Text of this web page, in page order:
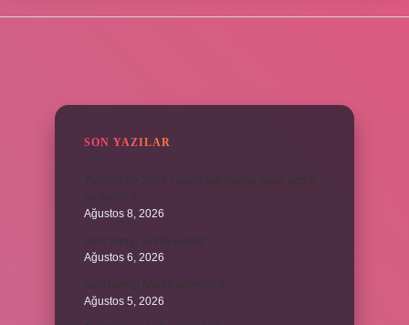
SON YAZILAR
Turkcell’de 2025 yılında hat üstüne alma ücreti
ne kadar ?
Ağustos 8, 2026
Burs hangi tarihte kesilir ?
Ağustos 6, 2026
Avcı böreği fırında pişer mi ?
Ağustos 5, 2026